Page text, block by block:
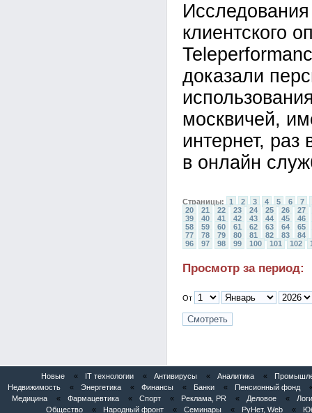
клиентского
доказали
москвичей,
интернет,
в онлайн
Страницы: 1 2 3 4 5 6
7
20
21 22 23 24 25 26
27
39
40 41 42 43 44 45
46
58
59 60 61 62 63 64
65
77
78 79 80 81 82 83
84
96
97 98 99 100 101 102
Просмотр за период:
От
Новые « IT технологии « Антивирусы « Аналитика «
Недвижимость
« Энергетика « Финансы « Банки « Пенсионный фонд
Медицина
« Фармацевтика « Спорт « Реклама, PR « Деловое «
Общество
« Народный фронт « Семинары « РуНет, Web «